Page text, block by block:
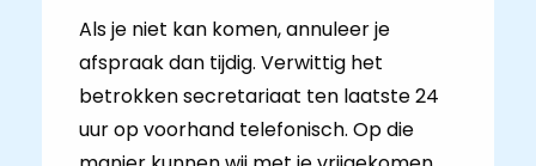
Als je niet kan komen, annuleer je
afspraak dan tijdig. Verwittig het
betrokken secretariaat ten laatste 24
uur op voorhand telefonisch. Op die